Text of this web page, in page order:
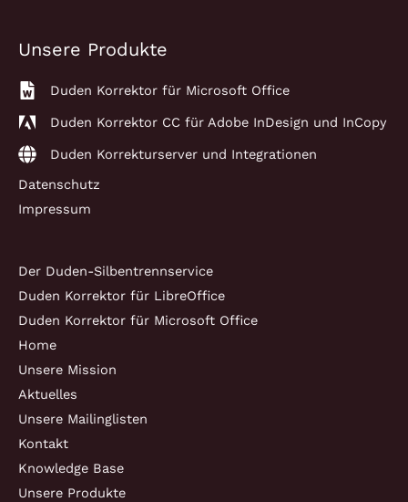
Unsere Produkte
Duden Korrektor für Microsoft Office
Duden Korrektor CC für Adobe InDesign und InCopy
Duden Korrekturserver und Integrationen
Datenschutz
Impressum
Der Duden-Silbentrennservice
Duden Korrektor für LibreOffice
Duden Korrektor für Microsoft Office
Home
Unsere Mission
Aktuelles
Unsere Mailinglisten
Kontakt
Knowledge Base
Unsere Produkte